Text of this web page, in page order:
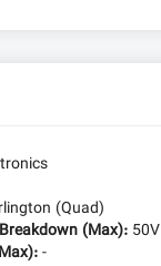
(Quad)
(Max): 50V
-